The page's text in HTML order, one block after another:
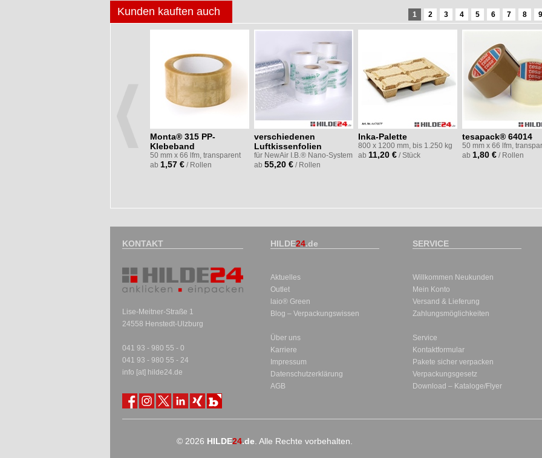
Kunden kauften auch
Monta® 315 PP-
Klebeband
50 mm x 66 lfm, transparent
ab 1,57 € / Rollen
verschiedenen
Luftkissenfolien
für NewAir I.B.® Nano-System
ab 55,20 € / Rollen
Inka-Palette
800 x 1200 mm, bis 1.250 kg
ab 11,20 € / Stück
tesapack® 64014
50 mm x 66 lfm,
ab 1,80 € / Rollen
1 2 3 4 5 6 7 8 9
KONTAKT
Lise-Meitner-Straße 1
24558 Henstedt-Ulzburg
041 93 - 980 55 - 0
041 93 - 980 55 - 24
info [at] hilde24.de
HILDE24.de
Aktuelles
Outlet
laio® Green
Blog – Verpackungswissen
Über uns
Karriere
Impressum
Datenschutzerklärung
AGB
SERVICE
Willkommen Neukunden
Mein Konto
Versand & Lieferung
Zahlungsmöglichkeiten
Service
Kontaktformular
Pakete sicher verpacken
Verpackungsgesetz
Download – Kataloge/Flyer
© 2026 HILDE24.de . Alle Rechte vorbehalten.